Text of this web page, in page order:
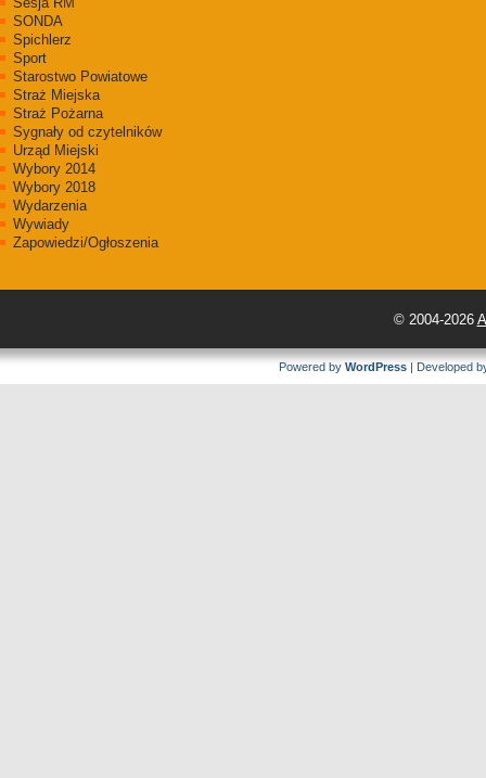
SONDA
Spichlerz
Sport
Starostwo Powiatowe
Straż Miejska
Straż Pożarna
Sygnały od czytelników
Urząd Miejski
Wybory 2014
Wybory 2018
Wydarzenia
Wywiady
Zapowiedzi/Ogłoszenia
© 2004-2026
Powered by WordPress | Developed